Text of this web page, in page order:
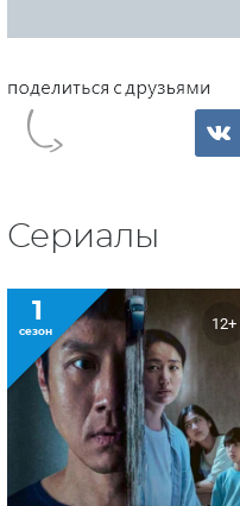
Сериалы
1
сезон 12+